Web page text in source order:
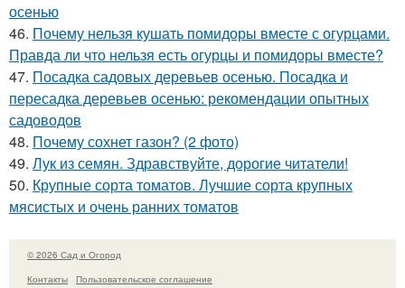
осенью
46. Почему нельзя кушать помидоры вместе с огурцами.
Правда ли что нельзя есть огурцы и помидоры вместе?
47. Посадка садовых деревьев осенью. Посадка и
пересадка деревьев осенью: рекомендации опытных
садоводов
48. Почему сохнет газон? (2 фото)
49. Лук из семян. Здравствуйте, дорогие читатели!
50. Крупные сорта томатов. Лучшие сорта крупных
мясистых и очень ранних томатов
© 2026 Сад и Огород
Контакты
Пользовательское соглашение